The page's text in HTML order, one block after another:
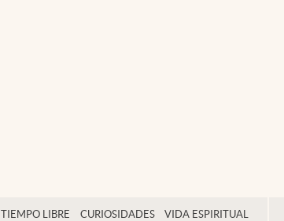
TIEMPO LIBRE CURIOSIDADES VIDA ESPIRITUAL